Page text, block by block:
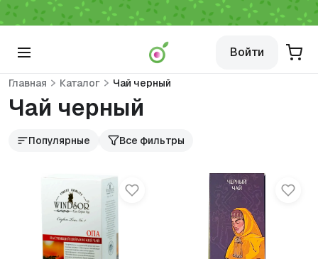
Войти
Главная Каталог Чай черный
Чай черный
Популярные Все фильтры